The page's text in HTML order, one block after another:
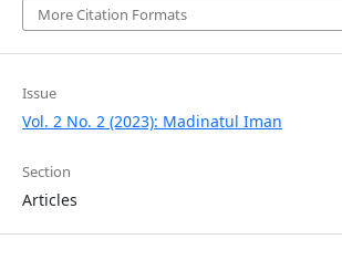
More Citation Formats
Issue
Vol. 2 No. 2 (2023): Madinatul Iman
Section
Articles